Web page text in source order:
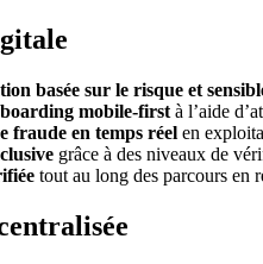
basée sur le risque et
mobile-first à l’aide
fraude en temps réel en
grâce à des niveaux de
tout au long des parcours en